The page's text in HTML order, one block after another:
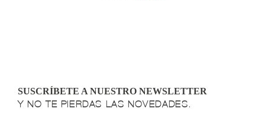
SUSCRÍBETE A NUESTRO NEWSLETTER
Y NO TE PIERDAS LAS NOVEDADES.